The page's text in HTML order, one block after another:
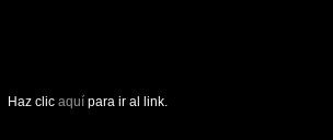
Haz clic aquí para ir al link.